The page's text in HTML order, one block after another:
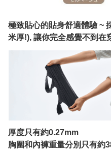
極致貼心的貼身舒適體驗 ~
米厚!), 讓你完全感覺不到在
厚度只有約0.27mm
胸圍和內褲重量分別只有約